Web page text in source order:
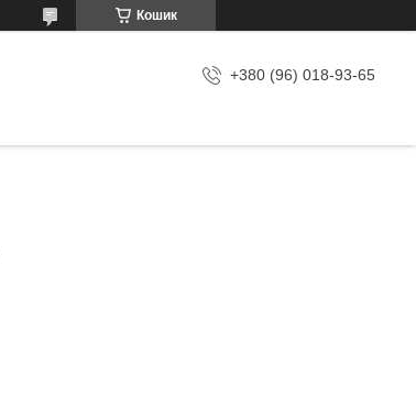
Кошик
+380 (96) 018-93-65